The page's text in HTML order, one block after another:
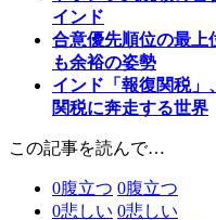
インド
合意優先順位の最上
も余裕の姿勢
インド「報復関税
関税に奔走する世界
この記事を読んで…
0腹立つ 0腹立つ
0悲しい 0悲しい